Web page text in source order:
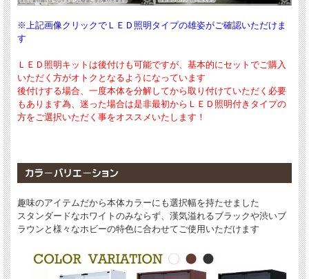
※上記画像クリックでＬＥＤ照明タイプの雄姿がご確認いただけま
す
ＬＥＤ照明キットは後付けも可能ですが、基本的にセットでご購入
いただく方がオトクとなるようになっています
後付けする場合、一度本体を分解してから取り付けていただく必要
もあります為、迷った場合は是非最初からＬＥＤ照明付きタイプの
方をご選択いただく事をオススメいたします！
趣味のアイテムだから本体カラーにも選択幅を持たせました
スタンダードなホワイトのみならず、漢気溢れるブラックや渋いブ
ラウンと様々なホビーの特色に合わせてご使用いただけます